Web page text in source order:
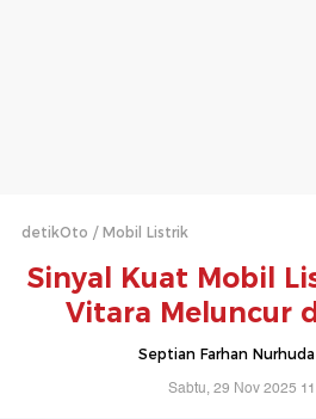
detikOto Mobil Listrik
Sinyal Kuat Mobil
Vitara Meluncur
Septian Farhan
Sabtu, 29 Nov 2025